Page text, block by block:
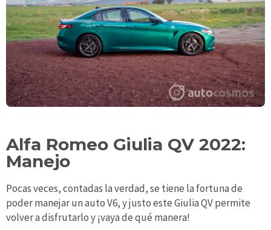
Alfa Romeo Giulia QV 2022:
Manejo
Pocas veces, contadas la verdad, se tiene la fortuna de
poder manejar un auto V6, y justo este Giulia QV permite
volver a disfrutarlo y ¡vaya de qué manera!